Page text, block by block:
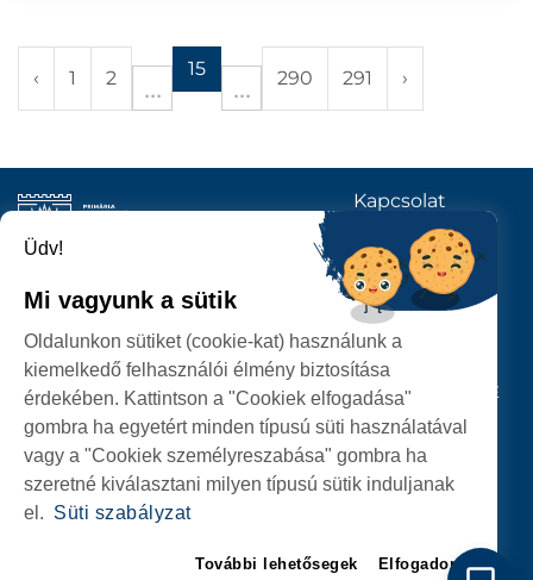
‹ 1 2 15 290 291 ›
SZEMÉLYES ADATOK VÉDELME
SZATMÁRNÉMETI
POLGÁRMESTERI HIVATAL
P-ȚA 25 OCTOMBRIE, NR. 1 CORP M, 440026 SATU MARE
Kapcsolat
KÖVESSENEK
Üdv!
Mi vagyunk a sütik
Oldalunkon sütiket (cookie-kat) használunk a
kiemelkedő felhasználói élmény biztosítása
érdekében. Kattintson a "Cookiek elfogadása"
gombra ha egyetért minden típusú süti használatával
vagy a "Cookiek személyreszabása" gombra ha
szeretné kiválasztani milyen típusú sütik induljanak
el. Süti szabályzat
További lehetősegek Elfogadom